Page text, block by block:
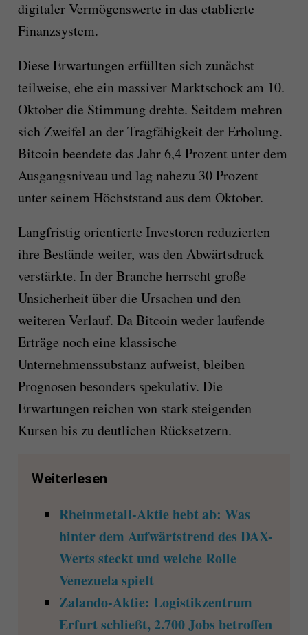
digitaler Vermögenswerte in das etablierte
Finanzsystem.
Diese Erwartungen erfüllten sich zunächst
teilweise, ehe ein massiver Marktschock am 10.
Oktober die Stimmung drehte. Seitdem mehren
sich Zweifel an der Tragfähigkeit der Erholung.
Bitcoin beendete das Jahr 6,4 Prozent unter dem
Ausgangsniveau und lag nahezu 30 Prozent
unter seinem Höchststand aus dem Oktober.
Langfristig orientierte Investoren reduzierten
ihre Bestände weiter, was den Abwärtsdruck
verstärkte. In der Branche herrscht große
Unsicherheit über die Ursachen und den
weiteren Verlauf. Da Bitcoin weder laufende
Erträge noch eine klassische
Unternehmenssubstanz aufweist, bleiben
Prognosen besonders spekulativ. Die
Erwartungen reichen von stark steigenden
Kursen bis zu deutlichen Rücksetzern.
Weiterlesen
Rheinmetall-Aktie hebt ab: Was
hinter dem Aufwärtstrend des DAX-
Werts steckt und welche Rolle
Venezuela spielt
Zalando-Aktie: Logistikzentrum
Erfurt schließt, 2.700 Jobs betroffen